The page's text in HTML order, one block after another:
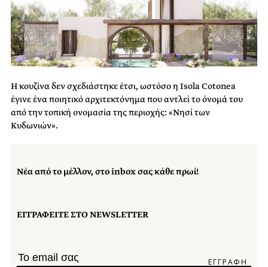
Η κουζίνα δεν σχεδιάστηκε έτσι, ωστόσο η Isola Cotonea
έγινε ένα ποιητικό αρχιτεκτόνημα που αντλεί το όνομά του
από την τοπική ονομασία της περιοχής: «Νησί των
Κυδωνιών».
Νέα από το μέλλον, στο inbox σας κάθε πρωί!
ΕΓΓΡΑΦΕΙΤΕ ΣΤΟ NEWSLETTER